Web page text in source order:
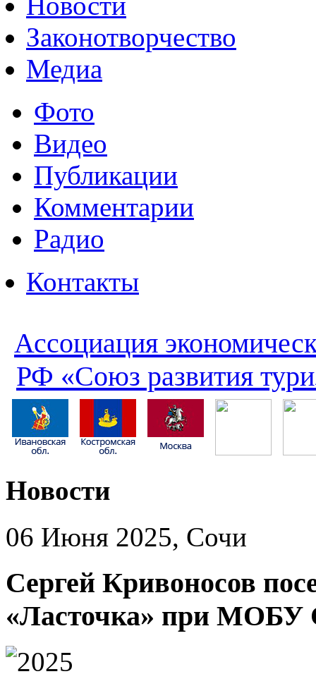
Законотворчество
Медиа
Фото
Видео
Публикации
Комментарии
Радио
Контакты
Ассоциация
РФ «Союз развития
Новости
06 Июня 2025, Сочи
Сергей Кривоносов
«Ласточка» при